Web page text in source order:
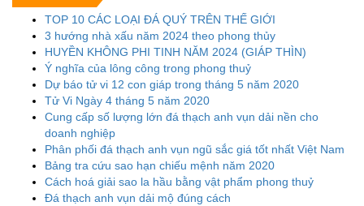
TOP 10 CÁC LOẠI ĐÁ QUÝ TRÊN THẾ GIỚI
3 hướng nhà xấu năm 2024 theo phong thủy
HUYỀN KHÔNG PHI TINH NĂM 2024 (GIÁP THÌN)
Ý nghĩa của lông công trong phong thuỷ
Dự báo tử vi 12 con giáp trong tháng 5 năm 2020
Tử Vi Ngày 4 tháng 5 năm 2020
Cung cấp số lượng lớn đá thạch anh vụn dải nền cho
doanh nghiệp
Phân phối đá thạch anh vụn ngũ sắc giá tốt nhất Việt Nam
Bảng tra cứu sao hạn chiếu mệnh năm 2020
Cách hoá giải sao la hầu bằng vật phẩm phong thuỷ
Đá thạch anh vụn dải mộ đúng cách